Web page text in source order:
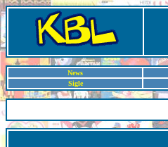
News
Sigle